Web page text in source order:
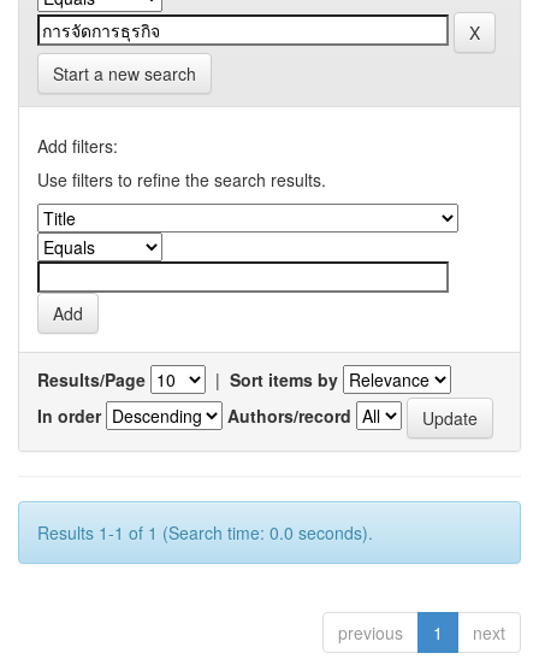
Start a new search
Add filters:
Use filters to refine the search results.
Results/Page | Sort items by
In order
Authors/record
Results 1-1 of 1 (Search time: 0.0 seconds).
previous 1 next